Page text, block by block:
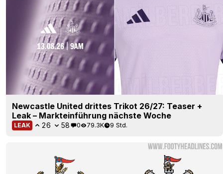
Newcastle United drittes Trikot 26/27: Teaser +
Leak – Markteinführung nächste Woche
LEAK 26 58 0 79.3K 9 Std.